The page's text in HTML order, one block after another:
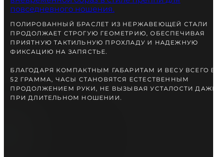
ПОЛИРОВАННЫЙ БРАСЛЕТ ИЗ НЕРЖАВЕЮЩЕЙ СТАЛИ
ПРОДОЛЖАЕТ СТРОГУЮ ГЕОМЕТРИЮ, ОБЕСПЕЧИВАЯ
ПРИЯТНУЮ ТАКТИЛЬНУЮ ПРОХЛАДУ И НАДЕЖНУЮ
ФИКСАЦИЮ НА ЗАПЯСТЬЕ.
БЛАГОДАРЯ КОМПАКТНЫМ ГАБАРИТАМ И ВЕСУ ВСЕГО В
52 ГРАММА, ЧАСЫ СТАНОВЯТСЯ ЕСТЕСТВЕННЫМ
ПРОДОЛЖЕНИЕМ РУКИ, НЕ ВЫЗЫВАЯ УСТАЛОСТИ ДАЖЕ
ПРИ ДЛИТЕЛЬНОМ НОШЕНИИ.